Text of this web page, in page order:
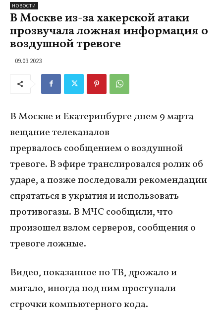
НОВОСТИ
В Москве из-за хакерской атаки
прозвучала ложная информация о
воздушной тревоге
09.03.2023
В Москве и Екатеринбурге днем 9 марта
вещание телеканалов
прервалось сообщением о воздушной
тревоге. В эфире транслировался ролик об
ударе, а позже последовали рекомендации
спрятаться в укрытия и использовать
противогазы. В МЧС сообщили, что
произошел взлом серверов, сообщения о
тревоге ложные.
Видео, показанное по ТВ, дрожало и
мигало, иногда под ним проступали
строчки компьютерного кода.